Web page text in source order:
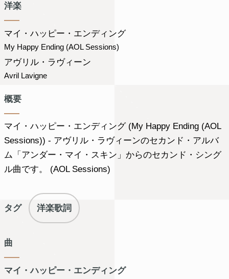
洋楽
マイ・ハッピー・エンディング
My Happy Ending (AOL Sessions)
アヴリル・ラヴィーン
Avril Lavigne
概要
マイ・ハッピー・エンディング (My Happy Ending (AOL
Sessions)) - アヴリル・ラヴィーンのセカンド・アルバ
ム「アンダー・マイ・スキン」からのセカンド・シング
ル曲です。 (AOL Sessions)
タグ 洋楽歌詞
曲
マイ・ハッピー・エンディング